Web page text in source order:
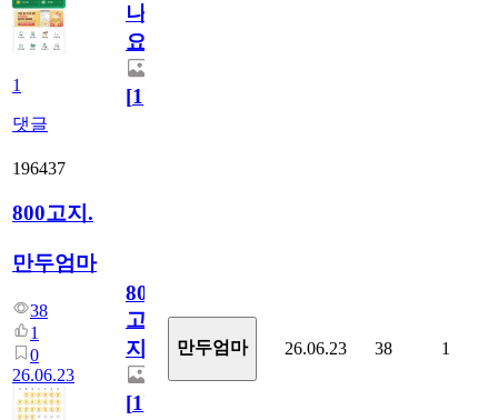
1
댓글
나
요)
[1]
196437
800고지.
만두엄마
38
1
0
26.06.23
800
고
지.
[1]
만두엄마 26.06.23 38 1